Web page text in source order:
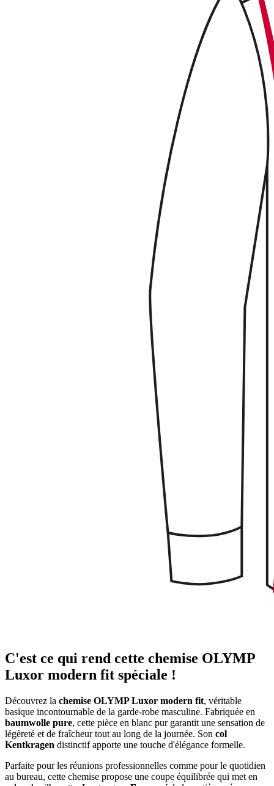
C'est ce qui rend cette chemise OLYMP
Luxor modern fit spéciale !
Découvrez la chemise OLYMP Luxor modern fit, véritable
basique incontournable de la garde-robe masculine. Fabriquée en
baumwolle pure, cette pièce en blanc pur garantit une sensation de
légèreté et de fraîcheur tout au long de la journée. Son col
Kentkragen distinctif apporte une touche d'élégance formelle.
Parfaite pour les réunions professionnelles comme pour le quotidien
au bureau, cette chemise propose une coupe équilibrée qui met en